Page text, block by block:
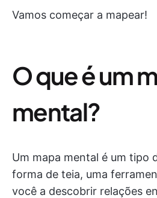
Vamos começar a mapear!
O que é um
mental?
Um mapa mental é um tipo
forma de teia, uma
você a descobrir relações